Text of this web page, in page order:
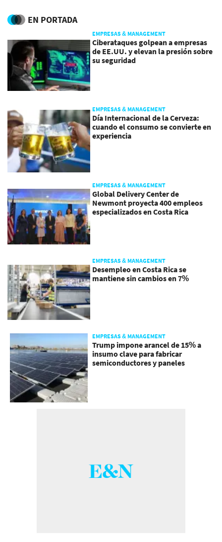
EN PORTADA
EMPRESAS & MANAGEMENT
Ciberataques golpean a empresas
de EE.UU. y elevan la presión sobre
su seguridad
EMPRESAS & MANAGEMENT
Día Internacional de la Cerveza:
cuando el consumo se convierte en
experiencia
EMPRESAS & MANAGEMENT
Global Delivery Center de
Newmont proyecta 400 empleos
especializados en Costa Rica
EMPRESAS & MANAGEMENT
Desempleo en Costa Rica se
mantiene sin cambios en 7%
EMPRESAS & MANAGEMENT
Trump impone arancel de 15% a
insumo clave para fabricar
semiconductores y paneles